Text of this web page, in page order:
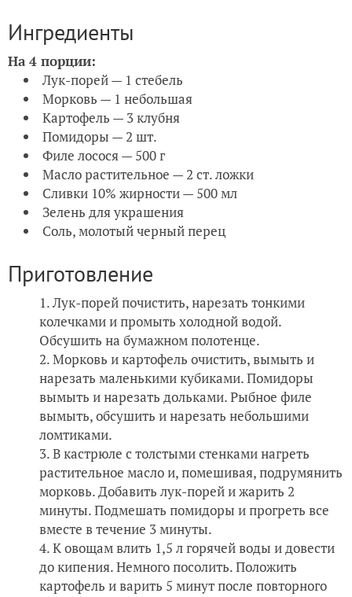
Ингредиенты
На 4 порции:
Лук-порей — 1 стебель
Морковь — 1 небольшая
Картофель — 3 клубня
Помидоры — 2 шт.
Филе лосося — 500 г
Масло растительное — 2 ст. ложки
Сливки 10% жирности — 500 мл
Зелень для украшения
Соль, молотый черный перец
Приготовление
Лук-порей почистить, нарезать тонкими
колечками и промыть холодной водой.
Обсушить на бумажном полотенце.
Морковь и картофель очистить, вымыть и
нарезать маленькими кубиками. Помидоры
вымыть и нарезать дольками. Рыбное филе
вымыть, обсушить и нарезать небольшими
ломтиками.
В кастрюле с толстыми стенками нагреть
растительное масло и, помешивая, подрумянить
морковь. Добавить лук-порей и жарить 2
минуты. Подмешать помидоры и прогреть все
вместе в течение 3 минуты.
К овощам влить 1,5 л горячей воды и довести
до кипения. Немного посолить. Положить
картофель и варить 5 минут после повторного